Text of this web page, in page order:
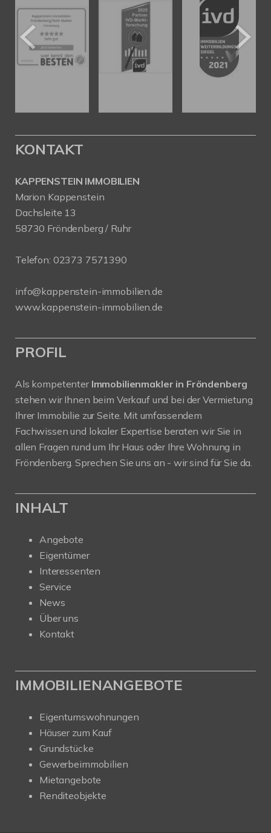
KONTAKT
KAPPENSTEIN IMMOBILIEN
Marion Kappenstein
Dachsleite 13
58730 Fröndenberg / Ruhr
Telefon: 02373 7571390
info@kappenstein-immobilien.de
www.kappenstein-immobilien.de
PROFIL
Als kompetenter Immobilienmakler in Fröndenberg
stehen wir Ihnen beim Verkauf und bei der Vermietung
Ihrer Immobilie zur Seite. Mit umfassendem
Fachwissen und lokaler Expertise beraten wir Sie in
allen Fragen rund um Ihr Haus oder Ihre Wohnung in
Fröndenberg. Sprechen Sie uns an - wir sind für Sie da.
INHALT
Angebote
Eigentümer
Interessenten
Service
News
Über uns
Kontakt
IMMOBILIENANGEBOTE
Eigentumswohnungen
Häuser zum Kauf
Grundstücke
Gewerbeimmobilien
Mietangebote
Renditeobjekte